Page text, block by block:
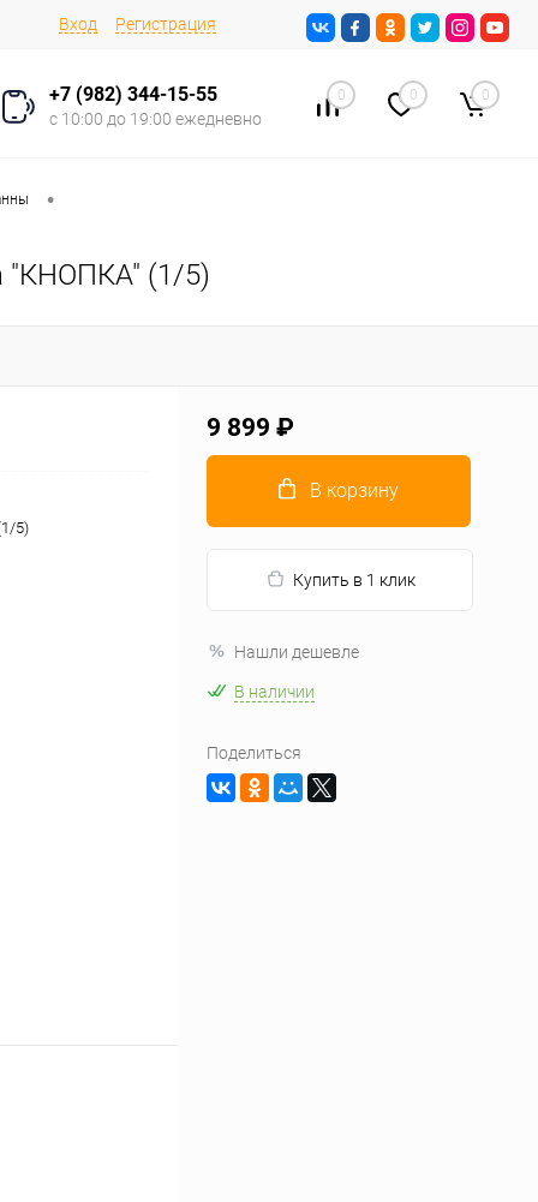
Вход Регистрация
+7 (982) 344-15-55
с 10:00 до 19:00 ежедневно
0 0 0
•
"КНОПКА" (1/5)
5)
9 899 ₽
В корзину
Купить в 1 клик
Нашли дешевле
В наличии
Поделиться